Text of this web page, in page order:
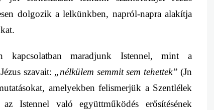
dolgozik a lelkünkben, napról-napra alakítja
kapcsolatban maradjunk Istennel, mint a
szavait: „nélkülem semmit sem tehettek” (Jn
amelyekben felismerjük a Szentlélek
Istennel való együttműködés erősítésének